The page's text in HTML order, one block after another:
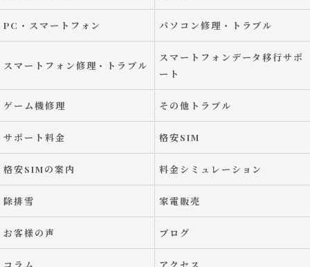
PC・スマートフォン パソコン修理・トラブル
スマートフォン修理・トラブル
スマートフォンデータ移行サポ
ート
ゲーム機修理 その他トラブル
サポート料金 格安SIM
格安SIMの案内 料金シミュレーション
除排雪 家電販売
お客様の声 ブログ
コラム アクセス